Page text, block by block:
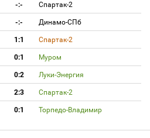
-:- Спартак-2
-:- Динамо-СПб
1:1 Спартак-2
0:1 Муром
0:2 Луки-Энергия
2:3 Спартак-2
0:1 Торпедо-Владимир